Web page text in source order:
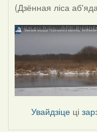
(Дзённая ліса
Увайдзіце ці